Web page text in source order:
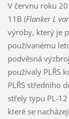
V červnu roku
11B (Flanker L
výroby, který je
používanému
podvěsná
používaly PLŘS
PLŘS středního
střely typu PL-12
které se